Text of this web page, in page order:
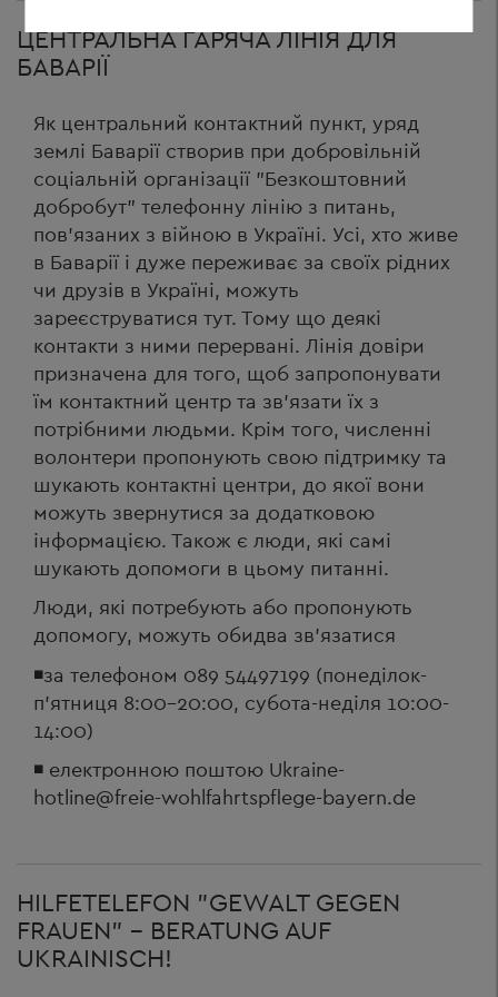
ЦЕНТРАЛЬНА ГАРЯЧА ЛІНІЯ ДЛЯ
БАВАРІЇ
Як центральний контактний пункт, уряд
землі Баварії створив при добровільній
соціальній організації ”Безкоштовний
добробут” телефонну лінію з питань,
пов’язаних з війною в Україні. Усі, хто живе
в Баварії і дуже переживає за своїх рідних
чи друзів в Україні, можуть
зареєструватися тут. Тому що деякі
контакти з ними перервані. Лінія довіри
призначена для того, щоб запропонувати
їм контактний центр та зв’язати їх з
потрібними людьми. Крім того, численні
волонтери пропонують свою підтримку та
шукають контактні центри, до якої вони
можуть звернутися за додатковою
інформацією. Також є люди, які самі
шукають допомоги в цьому питанні.
Люди, які потребують або пропонують
допомогу, можуть обидва зв’язатися
◾за телефоном 089 54497199 (понеділок-
п'ятниця 8:00-20:00, субота-неділя 10:00-
14:00)
◾ електронною поштою Ukraine-
hotline@freie-wohlfahrtspflege-bayern.de
HILFETELEFON "GEWALT GEGEN
FRAUEN" - BERATUNG AUF
UKRAINISCH!